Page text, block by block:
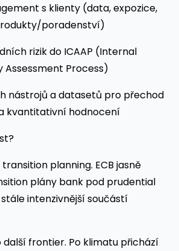
s klienty (data, expozice,
poradenství)
rizik do ICAAP (Internal
Assessment Process)
nástrojů a datasetů pro přechod
kvantitativní hodnocení
planning. ECB jasně
plány bank pod prudential
intenzivnější součástí
další frontier. Po klimatu přichází